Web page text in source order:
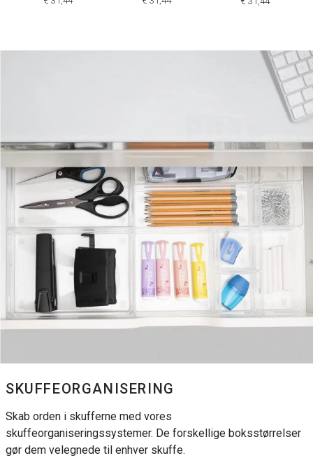
SKUFFEORGANISERING
Skab orden i skufferne med vores
skuffeorganiseringssystemer. De forskellige boksstørrelser
gør dem velegnede til enhver skuffe.